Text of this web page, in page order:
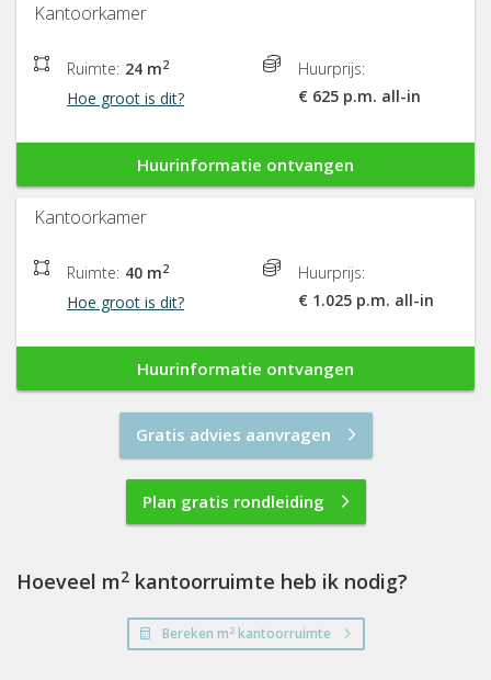
Kantoorkamer
Ruimte: 24 m2
Hoe groot is dit?
Huurprijs:
€ 625 p.m. all-in
Huurinformatie ontvangen
Kantoorkamer
Ruimte: 40 m2
Hoe groot is dit?
Huurprijs:
€ 1.025 p.m. all-in
Huurinformatie ontvangen
Gratis advies aanvragen
Plan gratis rondleiding
Hoeveel m2 kantoorruimte heb ik nodig?
Bereken m2kantoorruimte